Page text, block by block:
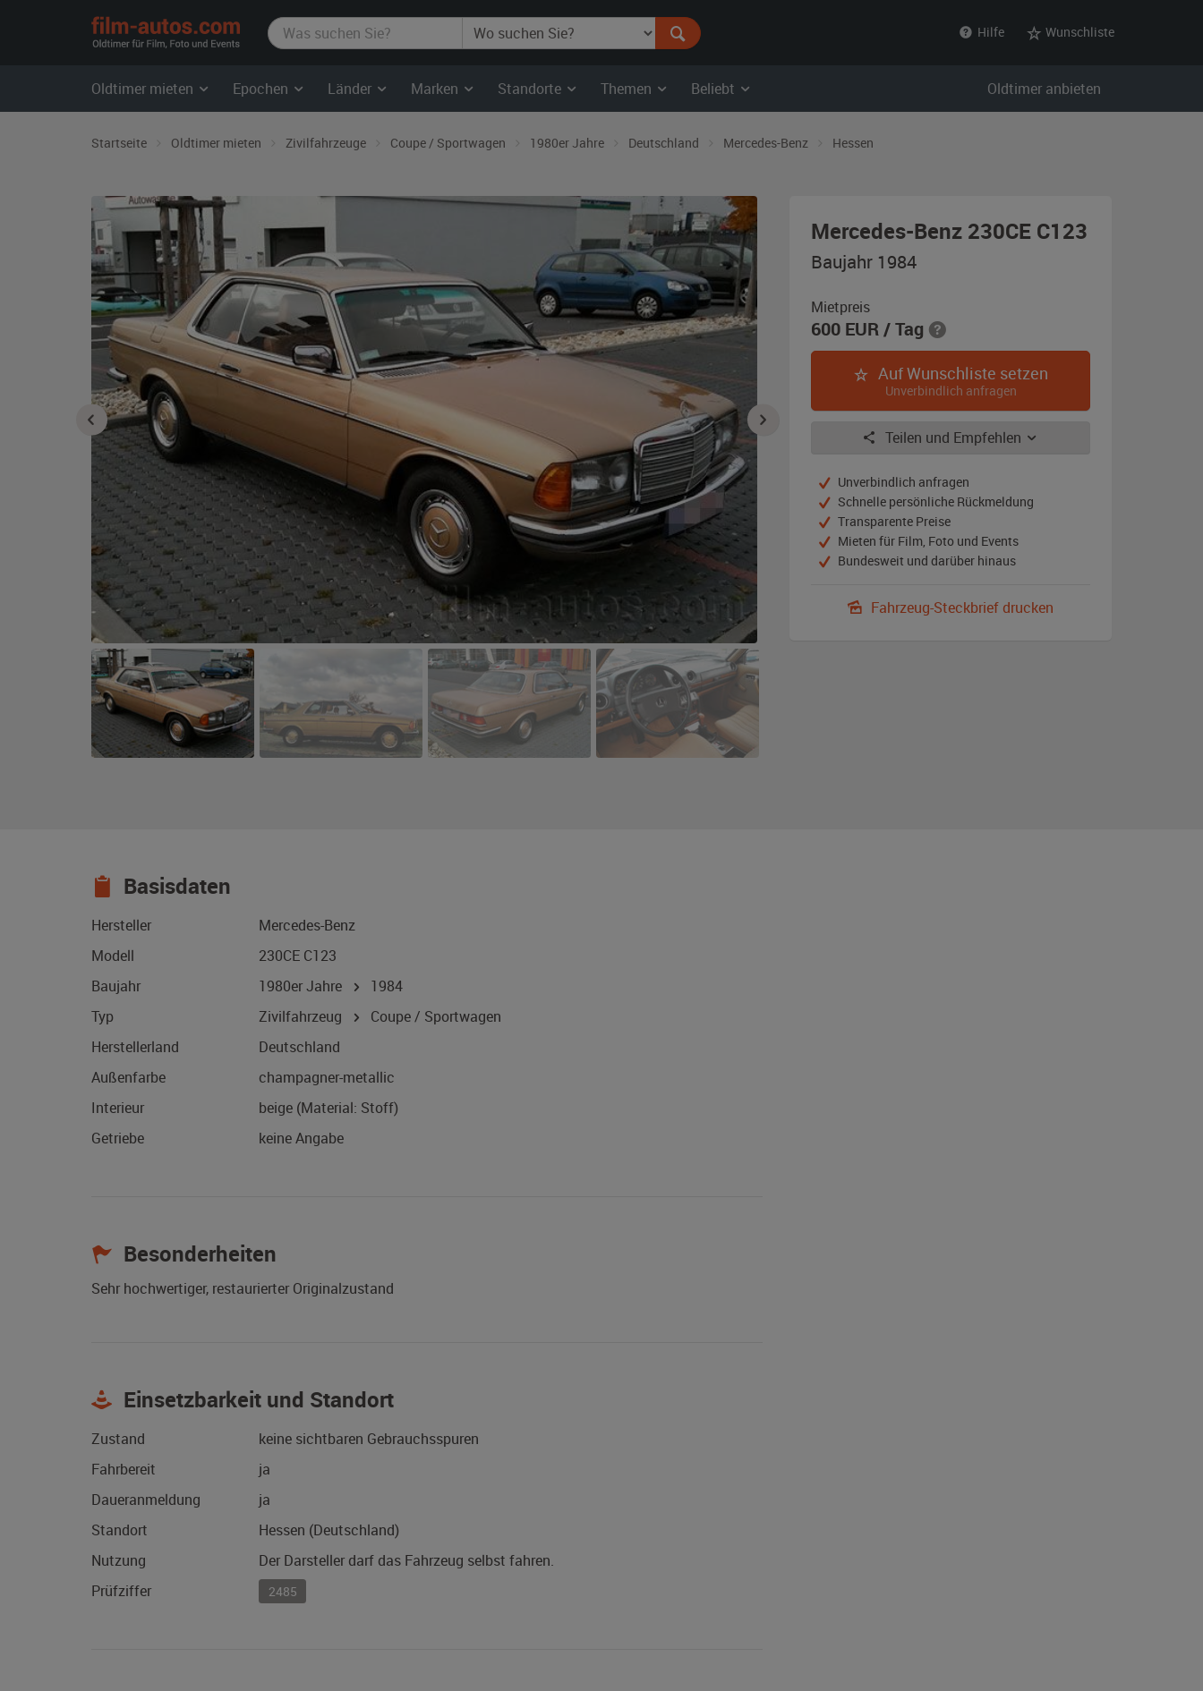
film-
autos.com
Hilfe Wunschliste
Oldtimer mieten Epochen Länder Marken Standorte Themen Beliebt Oldtimer anbieten
Startseite Oldtimer mieten Zivilfahrzeuge Coupe / Sportwagen 1980er Jahre Deutschland Mercedes-Benz Hessen
Mercedes-Benz 230CE C123
Baujahr 1984
Mietpreis
600 EUR/ Tag
Auf Wunschliste setzen
Unverbindlich anfragen
Teilen und Empfehlen
Unverbindlich anfragen
Schnelle persönliche Rückmeldung
Transparente Preise
Mieten für Film, Foto und Events
Bundesweit und darüber hinaus
Fahrzeug-Steckbrief drucken
Basisdaten
Hersteller
Mercedes-Benz
Modell
230CE C123
Baujahr
1980er Jahre
1984
Typ
Zivilfahrzeug
Coupe / Sportwagen
Herstellerland
Deutschland
Außenfarbe
champagner-metallic
Interieur
beige (Material: Stoff)
Getriebe
keine Angabe
Besonderheiten
Sehr hochwertiger, restaurierter Originalzustand
Einsetzbarkeit und Standort
Zustand
keine sichtbaren Gebrauchsspuren
Fahrbereit
ja
Daueranmeldung
ja
Standort
Hessen (Deutschland)
Nutzung
Der Darsteller darf das Fahrzeug selbst fahren.
Prüfziffer
2485